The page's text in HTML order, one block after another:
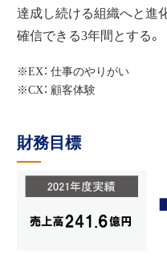
達成し続ける組織へと進
確信できる3年間とする。
※EX： 仕事のやりがい
※CX： 顧客体験
財務目標